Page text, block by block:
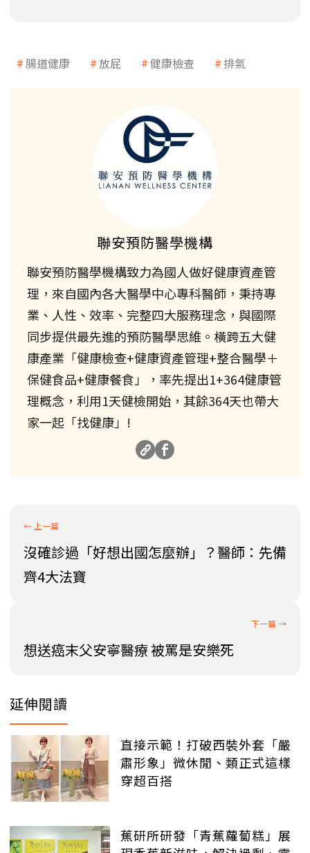
腸道健康 放屁 健康檢查 排氣
聯安預防醫學機構
聯安預防醫學機構致力為國人做好健康資產管
理，來自國內各大醫學中心專科醫師，秉持專
業、人性、效率、完整四大服務理念，與國際
同步提供最先進的預防醫學思維。橫跨五大健
康產業「健康檢查+健康資產管理+整合醫學＋
保健食品+健康餐食」，率先提出1+364健康管
理概念，利用1天健檢開始，其餘364天也帶大
家一起「找健康」!
沒確診過「好想出國怎麼辦」？醫師：先備
齊4大法寶
想送癌末父安寧醫療 被罵是安樂死
延伸閱讀
直接示範！打破西裝外套「嚴
肅形象」微休閒、類正式這樣
穿超百搭
蕉研所研發「青蕉蘿蔔糕」展